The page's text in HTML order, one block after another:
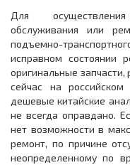
Для осуществления
обслуживания или
подъемно-
исправном состоянии
оригинальные
сейчас на
дешевые китайские
не всегда оправдано.
нет возможности в
ремонт, по причине
неопределенному по